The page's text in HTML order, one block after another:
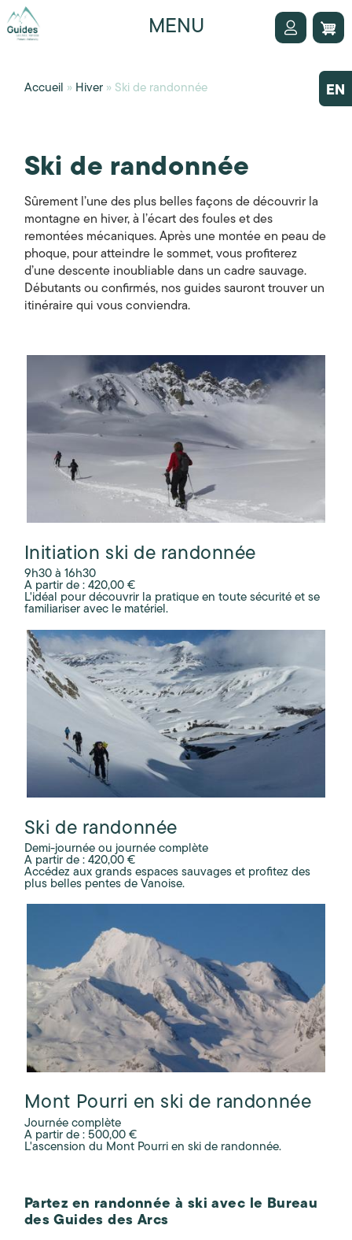
au
contenu
principal
EN
Menu
du
MENU
Accueil » Hiver » Ski de randonnée
Name
Ski de randonnée
Sûrement l’une des plus belles façons de découvrir la
montagne en hiver, à l’écart des foules et des
remontées mécaniques. Après une montée en peau de
phoque, pour atteindre le sommet, vous profiterez
d’une descente inoubliable dans un cadre sauvage.
Débutants ou confirmés, nos guides sauront trouver un
itinéraire qui vous conviendra.
Initiation ski de randonnée
9h30 à 16h30
A partir de : 420,00 €
L'idéal pour découvrir la pratique en toute sécurité et se
familiariser avec le matériel.
Ski de randonnée
Demi-journée ou journée complète
A partir de : 420,00 €
Accédez aux grands espaces sauvages et profitez des
plus belles pentes de Vanoise.
Mont Pourri en ski de randonnée
Journée complète
A partir de : 500,00 €
L'ascension du Mont Pourri en ski de randonnée.
Partez en randonnée à ski avec le Bureau
des Guides des Arcs